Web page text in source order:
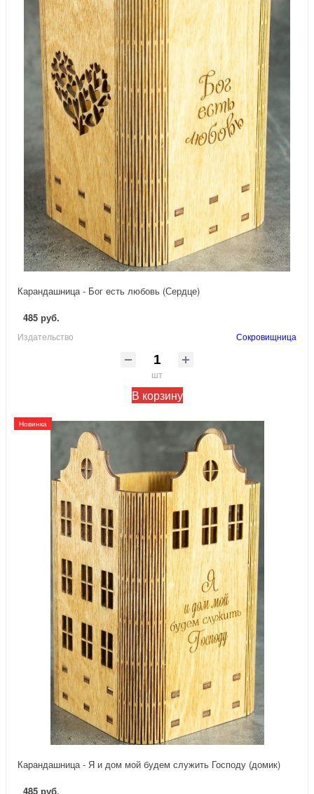
Карандашница - Бог есть любовь (Сердце)
485 руб.
Издательство Сокровищница
шт
В корзину
Новинка
Карандашница - Я и дом мой будем служить Господу (домик)
485 руб.